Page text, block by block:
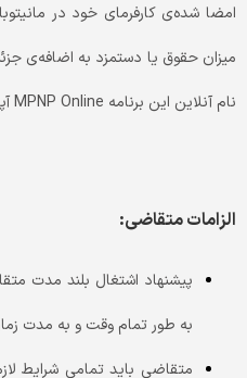
امضا شده‌ی کارفرمای خود در
میزان حقوق یا دستمزد به اضافه‌ی
نام آنلاین این برنامه MPNP Online آپلود کنند.
الزامات متقاضی:
پیشنهاد اشتغال بلند مدت
به طور تمام وقت و به مدت
متقاضی باید تمامی شرایط